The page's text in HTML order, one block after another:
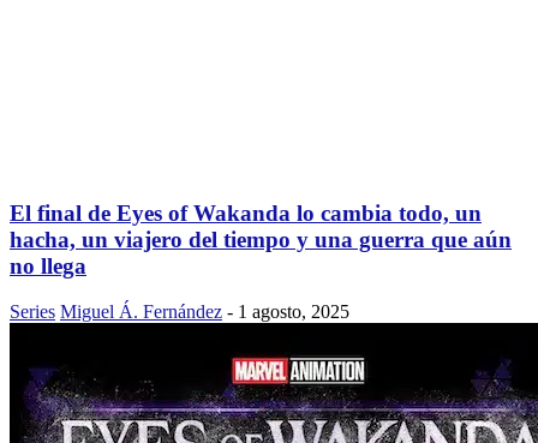
El final de Eyes of Wakanda lo cambia todo, un
hacha, un viajero del tiempo y una guerra que aún
no llega
Series Miguel Á. Fernández - 1 agosto, 2025